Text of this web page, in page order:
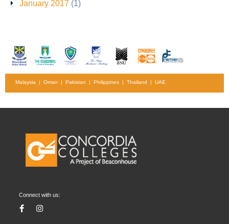
January 2017 (1)
Malaysia | Oman | Pakistan | Philippines | Thailand | UAE
Connect with us: